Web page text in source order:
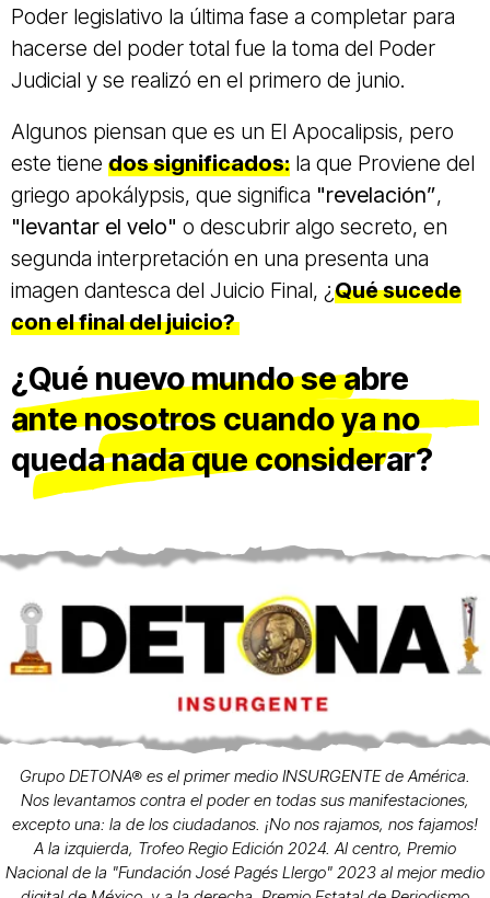
Poder legislativo la última fase a completar para
hacerse del poder total fue la toma del Poder
Judicial y se realizó en el primero de junio.
Algunos piensan que es un El Apocalipsis, pero
este tiene dos significados: la que Proviene del
griego apokálypsis, que significa "revelación”,
"levantar el velo" o descubrir algo secreto, en
segunda interpretación en una presenta una
imagen dantesca del Juicio Final, ¿Qué sucede
con el final del juicio?
¿Qué nuevo mundo se abre
ante nosotros cuando ya no
queda nada que considerar?
Grupo DETONA® es el primer medio INSURGENTE de América.
Nos levantamos contra el poder en todas sus manifestaciones,
excepto una: la de los ciudadanos. ¡No nos rajamos, nos fajamos!
A la izquierda, Trofeo Regio Edición 2024. Al centro, Premio
Nacional de la "Fundación José Pagés Llergo" 2023 al mejor medio